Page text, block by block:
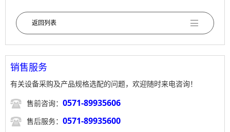
返回列表
销售服务
有关设备采购及产品规格选配的问题，欢迎随时来电咨询！
 售前咨询： 0571-89935606
 售后服务： 0571-89935600